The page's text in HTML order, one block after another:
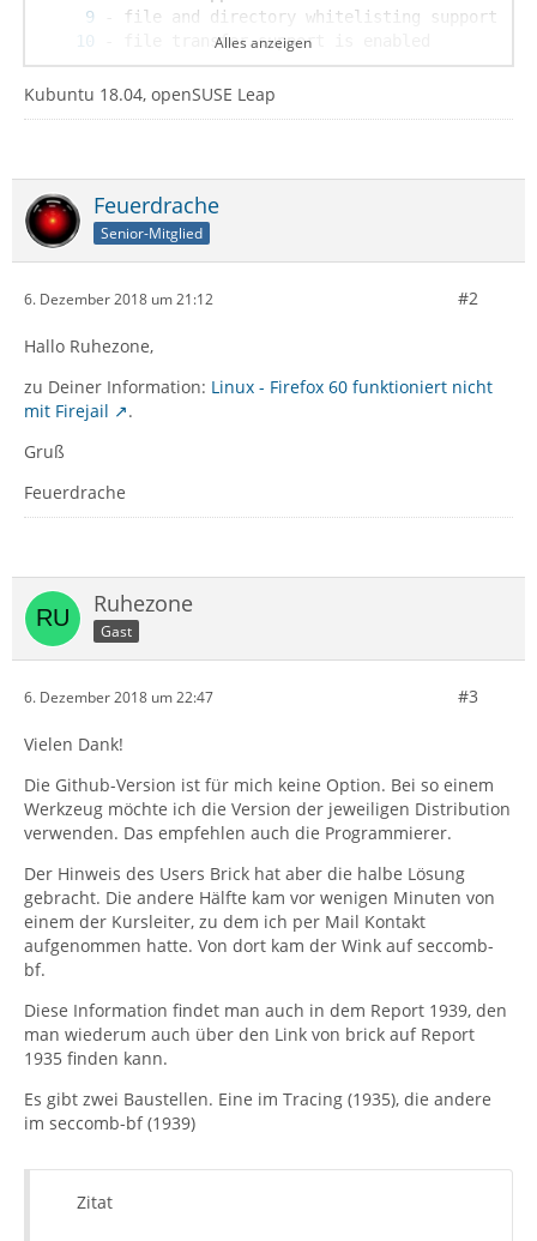
- X11 sandboxing support is enabled
Alles anzeigen
Kubuntu 18.04, openSUSE Leap
Feuerdrache
Senior-Mitglied
6. Dezember 2018 um 21:12 #2
Hallo Ruhezone,
zu Deiner Information: Linux - Firefox 60 funktioniert nicht
mit Firejail
.
Gruß
Feuerdrache
Ruhezone
Gast
6. Dezember 2018 um 22:47 #3
Vielen Dank!
Die Github-Version ist für mich keine Option. Bei so einem
Werkzeug möchte ich die Version der jeweiligen Distribution
verwenden. Das empfehlen auch die Programmierer.
Der Hinweis des Users Brick hat aber die halbe Lösung
gebracht. Die andere Hälfte kam vor wenigen Minuten von
einem der Kursleiter, zu dem ich per Mail Kontakt
aufgenommen hatte. Von dort kam der Wink auf seccomb-
bf.
Diese Information findet man auch in dem Report 1939, den
man wiederum auch über den Link von brick auf Report
1935 finden kann.
Es gibt zwei Baustellen. Eine im Tracing (1935), die andere
im seccomb-bf (1939)
Zitat